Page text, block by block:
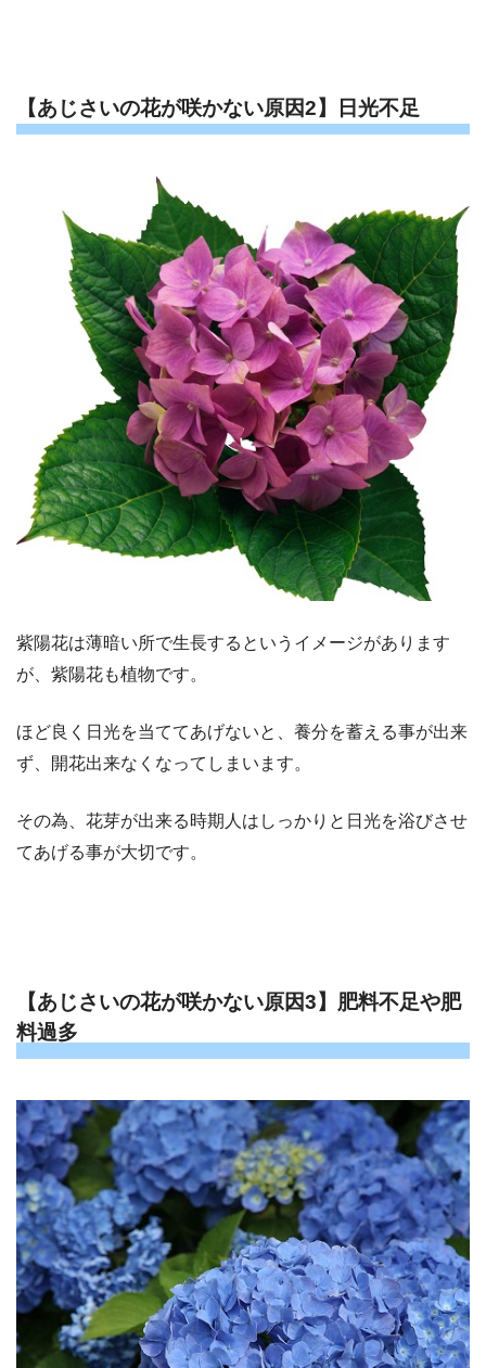
【あじさいの花が咲かない原因2】日光不足
紫陽花は薄暗い所で生長するというイメージがあります
が、紫陽花も植物です。
ほど良く日光を当ててあげないと、養分を蓄える事が出来
ず、開花出来なくなってしまいます。
その為、花芽が出来る時期人はしっかりと日光を浴びさせ
てあげる事が大切です。
【あじさいの花が咲かない原因3】肥料不足や肥
料過多